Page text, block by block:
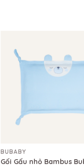
BUBABY